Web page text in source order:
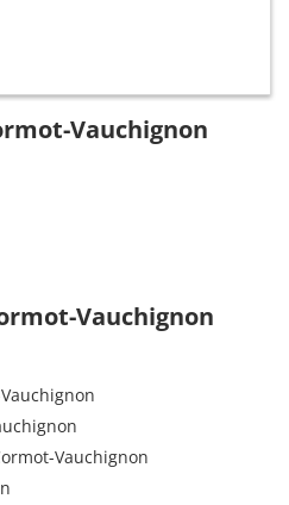
Vauchignon
Vauchignon
Vauchignon